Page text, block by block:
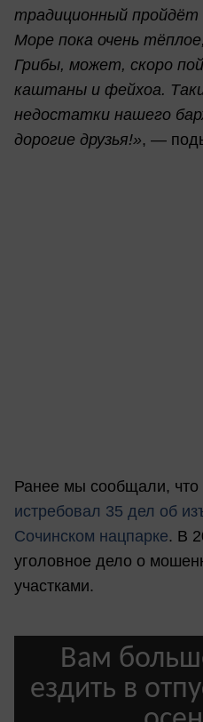
традиционный пройдёт
Море пока очень
Грибы, может, скоро
каштаны и фейхоа.
недостатки нашего
дорогие друзья!», —
Ранее мы сообщали, что
истребовал 35 дел об
Сочинском нацпарке. В
уголовное дело о
участками.